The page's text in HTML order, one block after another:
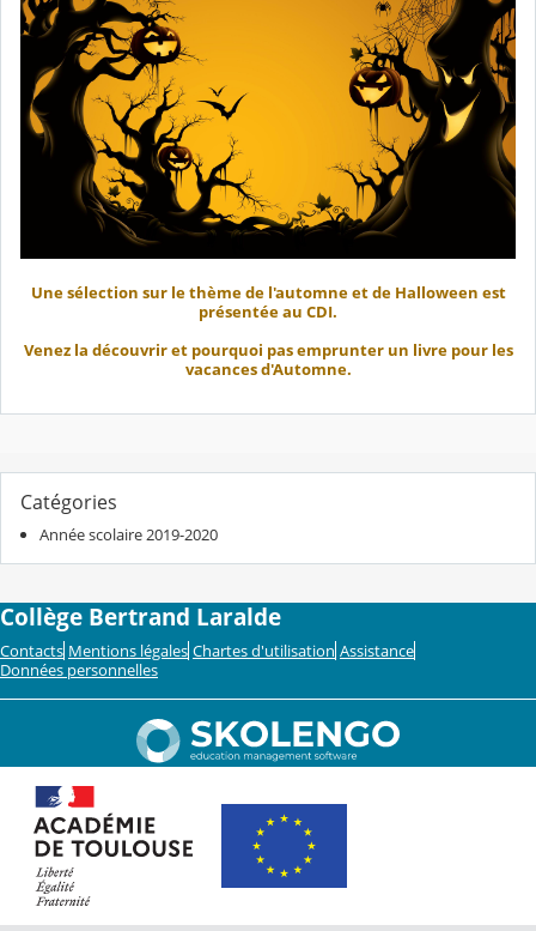
Une sélection sur le thème de l'automne et de Halloween est
présentée au CDI.
Venez la découvrir et pourquoi pas emprunter un livre pour les
vacances d'Automne.
Catégories
Année scolaire 2019-2020
Collège Bertrand Laralde
Contacts Mentions légales Chartes d'utilisation Assistance
Données personnelles